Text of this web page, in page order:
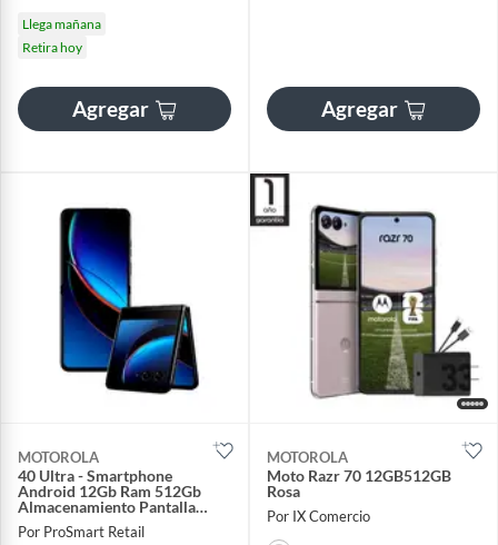
Llega mañana
Retira hoy
Agregar Agregar
MOTOROLA
40 Ultra - Smartphone
Android 12Gb Ram 512Gb
Almacenamiento Pantalla
Táctil 6.7''
Por ProSmart Retail
MOTOROLA
Moto Razr 70 12GB512GB
Rosa
Por IX Comercio